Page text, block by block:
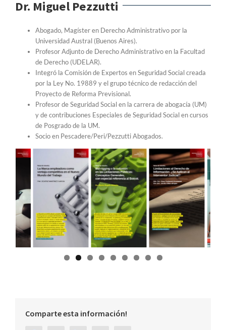
Dr. Miguel Pezzutti
Abogado, Magíster en Derecho Administrativo por la
Universidad Austral (Buenos Aires).
Profesor Adjunto de Derecho Administrativo en la Facultad
de Derecho (UDELAR).
Integró la Comisión de Expertos en Seguridad Social creada
por la Ley No. 19889 y el grupo técnico de redacción del
Proyecto de Reforma Previsional.
Profesor de Seguridad Social en la carrera de abogacía (UM)
y de contribuciones Especiales de Seguridad Social en cursos
de Posgrado de la UM.
Socio en Pescadere/Peri/Pezzutti Abogados.
Comparte esta información!